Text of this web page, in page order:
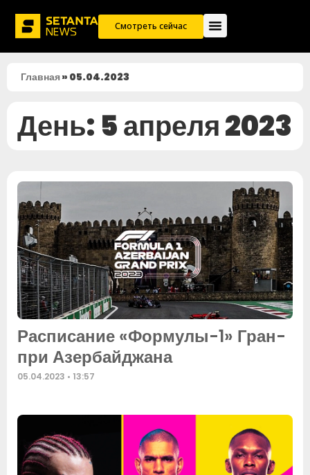
Смотреть сейчас
Главная» 05.04.2023
День: 5 апреля 2023
Расписание «Формулы-1» Гран-
при Азербайджана
05.04.2023 13:57